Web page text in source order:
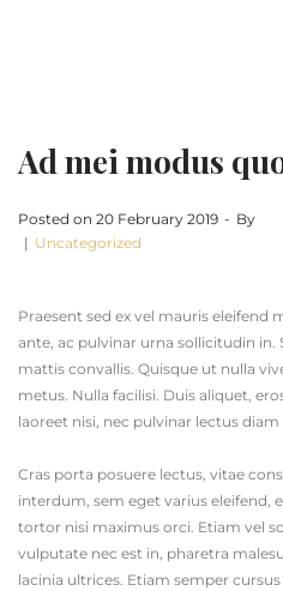
Ad mei modus
Posted on 20 February 2019
By
Uncategorized
Praesent sed ex vel mauris eleifend
ante, ac pulvinar urna sollicitudin in.
mattis convallis. Quisque ut nulla
metus. Nulla facilisi. Duis aliquet,
laoreet nisi, nec pulvinar lectus
Cras porta posuere lectus, vitae
interdum, sem eget varius eleifend,
tortor nisi maximus orci. Etiam vel
vulputate nec est in, pharetra
lacinia ultrices. Etiam semper